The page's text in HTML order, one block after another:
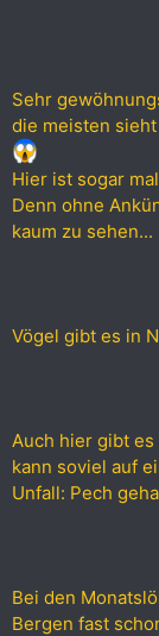
Sehr
die meisten
Hier ist sogar
Denn ohne
kaum zu sehen...
Vögel gibt es in
Auch hier gibt
kann soviel auf
Unfall: Pech
Bei den
Bergen fast